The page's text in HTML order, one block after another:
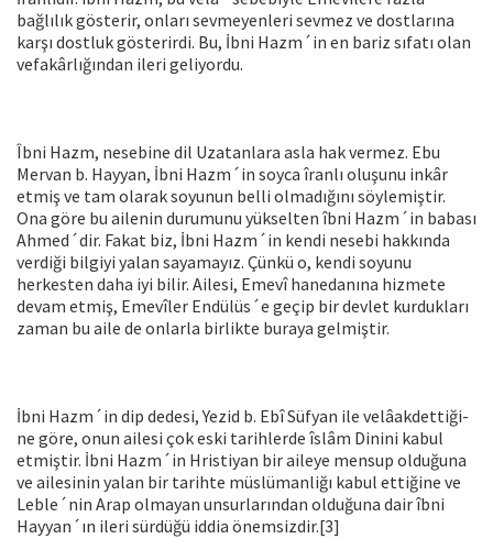
bağlılık gösterir, onları sevmeyenleri sevmez ve dostlarına
karşı dostluk gösterirdi. Bu, İbni Hazm´in en bariz sıfatı olan
vefakârlı­ğından ileri geliyordu.
Îbni Hazm, nesebine dil Uzatanlara asla hak vermez. Ebu
Mervan b. Hayyan, İbni Hazm´in soyca îranlı oluşunu inkâr
etmiş ve tam olarak soyunun belli olmadığını söylemiştir.
Ona göre bu aile­nin durumunu yükselten îbni Hazm´in babası
Ahmed´dir. Fakat biz, İbni Hazm´in kendi nesebi hakkında
verdiği bilgiyi yalan sayamayız. Çünkü o, kendi soyunu
herkesten daha iyi bilir. Ailesi, Emevî hane­danına hizmete
devam etmiş, Emevîler Endülüs´e geçip bir devlet kurdukları
zaman bu aile de onlarla birlikte buraya gelmiştir.
İbni Hazm´in dip dedesi, Yezid b. Ebî Süfyan ile velâakdettiği­
ne göre, onun ailesi çok eski tarihlerde îslâm Dinini kabul
etmiştir. İbni Hazm´in Hristiyan bir aileye mensup olduğuna
ve ailesinin ya­lan bir tarihte müslümanliğı kabul ettiğine ve
Leble´nin Arap ol­mayan unsurlarından olduğuna dair îbni
Hayyan´ın ileri sürdüğü iddia önemsizdir.[3]